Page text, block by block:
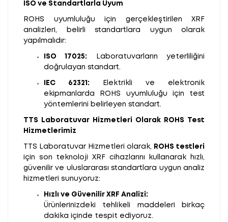
ISO ve Standartlarla Uyum
ROHS uyumluluğu için gerçekleştirilen XRF
analizleri, belirli standartlara uygun olarak
yapılmalıdır:
ISO 17025:
Laboratuvarların yeterliliğini
doğrulayan standart.
IEC 62321: Elektrikli ve elektronik
ekipmanlarda ROHS uyumluluğu için test
yöntemlerini belirleyen standart.
TTS Laboratuvar Hizmetleri Olarak ROHS Test
Hizmetlerimiz
TTS Laboratuvar Hizmetleri olarak,
ROHS testleri
için son teknoloji XRF cihazlarını kullanarak hızlı,
güvenilir ve uluslararası standartlara uygun analiz
hizmetleri sunuyoruz:
Hızlı ve Güvenilir XRF Analizi:
Ürünlerinizdeki tehlikeli maddeleri birkaç
dakika içinde tespit ediyoruz.